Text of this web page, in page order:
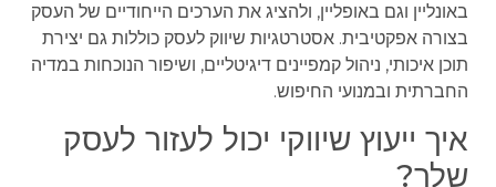
באונליין וגם באופליין, ולהציג את הערכים הייחודיים של העסק
בצורה אפקטיבית. אסטרטגיות שיווק לעסק כוללות גם יצירת
תוכן איכותי, ניהול קמפיינים דיגיטליים, ושיפור הנוכחות במדיה
החברתית ובמנועי החיפוש.
איך ייעוץ שיווקי יכול לעזור לעסק
שלך?